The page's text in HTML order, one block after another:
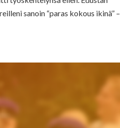
sanoin “paras kokous ikinä” –